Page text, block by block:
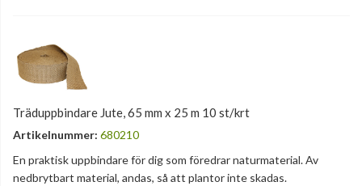
Träduppbindare Jute, 65 mm x 25 m 10 st/krt
Artikelnummer: 680210
En praktisk uppbindare för dig som föredrar naturmaterial. Av
nedbrytbart material, andas, så att plantor inte skadas.